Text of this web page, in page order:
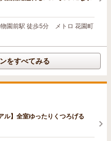
園前駅 徒歩5分 メトロ 花園町
をすべてみる
ル】全室ゆったりくつろげる